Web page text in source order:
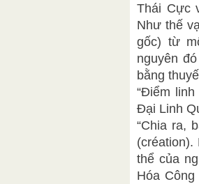
Thái Cực
Như thế
gốc) từ
nguyên
bằng
“Ðiểm
Ðại Linh
“Chia ra,
(création).
thể của
Hóa